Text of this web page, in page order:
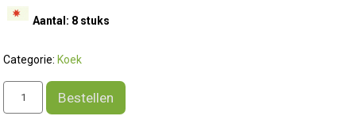
Aantal: 8 stuks
Categorie: Koek
Spritsstukken
aantal
Bestellen